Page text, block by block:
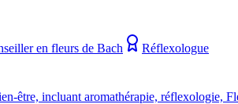
en fleurs de Bach
Réflexologue
être, incluant aromathérapie, réflexologie,